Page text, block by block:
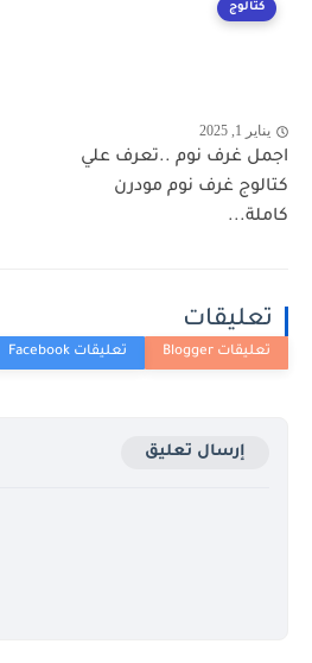
كتالوج
يناير 1, 2025
اجمل غرف نوم ..تعرف علي
كتالوج غرف نوم مودرن
كاملة...
تعليقات
إرسال تعليق